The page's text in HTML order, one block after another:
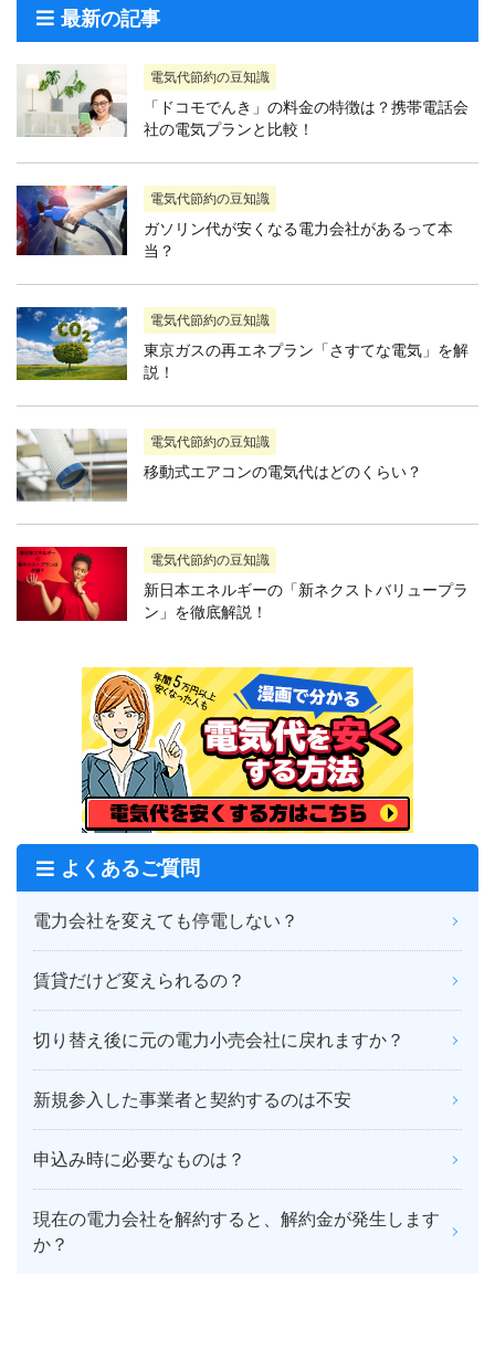
最新の記事
電気代節約の豆知識
「ドコモでんき」の料金の特徴は？携帯電話会
社の電気プランと比較！
電気代節約の豆知識
ガソリン代が安くなる電力会社があるって本
当？
電気代節約の豆知識
東京ガスの再エネプラン「さすてな電気」を解
説！
電気代節約の豆知識
移動式エアコンの電気代はどのくらい？
電気代節約の豆知識
新日本エネルギーの「新ネクストバリュープラ
ン」を徹底解説！
よくあるご質問
電力会社を変えても停電しない？
賃貸だけど変えられるの？
切り替え後に元の電力小売会社に戻れますか？
新規参入した事業者と契約するのは不安
申込み時に必要なものは？
現在の電力会社を解約すると、解約金が発生します
か？